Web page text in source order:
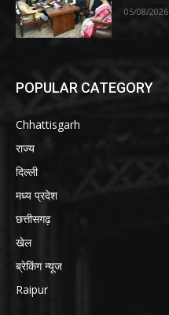
05/08/2026
POPULAR CATEGORY
Chhattisgarh
राज्य
दिल्ली
मध्य प्रदेश
छत्तीसगढ़
खेल
ब्रेकिंग न्यूज
Raipur